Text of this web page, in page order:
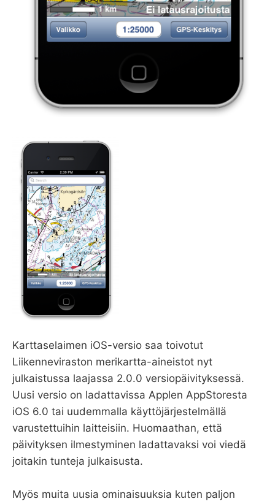
Karttaselaimen iOS-versio saa toivotut
Liikenneviraston merikartta-aineistot nyt
julkaistussa laajassa 2.0.0 versiopäivityksessä.
Uusi versio on ladattavissa Applen AppStoresta
iOS 6.0 tai uudemmalla käyttöjärjestelmällä
varustettuihin laitteisiin. Huomaathan, että
päivityksen ilmestyminen ladattavaksi voi viedä
joitakin tunteja julkaisusta.
Myös muita uusia ominaisuuksia kuten paljon